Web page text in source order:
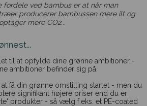
fordele ved bambus er at når man
producerer bambussen mere ilt og
optager mere CO2...
til at opfylde dine grønne ambitioner -
ambitioner befinder sig på.
få din grønne omstilling startet - men du
signifikant højere priser end du er
produkter - så vælg f.eks. et PE-coated